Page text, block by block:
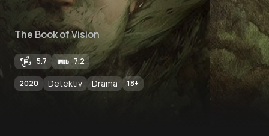
The Book of Vision
5.7 7.2
2020 Detektiv Drama 18+